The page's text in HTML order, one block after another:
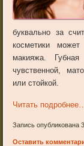
буквально за
косметики
макияжа.
чувственной,
или стойкой.
Читать
Запись опубликована
Оставить